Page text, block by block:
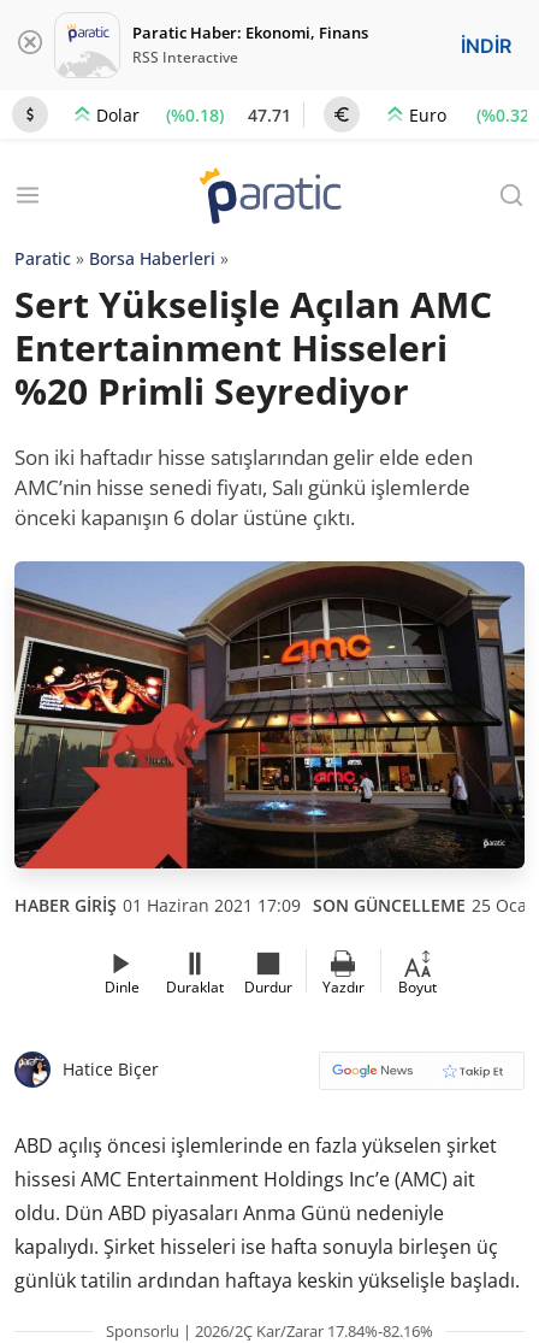
Paratic Haber: Ekonomi, Finans
RSS Interactive İNDİR
Dolar (%0.18) 47.71 Euro (%0.32)
Paratic » Borsa Haberleri »
Sert Yükselişle Açılan AMC
Entertainment Hisseleri
%20 Primli Seyrediyor
Son iki haftadır hisse satışlarından gelir elde eden
AMC’nin hisse senedi fiyatı, Salı günkü işlemlerde
önceki kapanışın 6 dolar üstüne çıktı.
HABER GİRİŞ 01 Haziran 2021 17:09 SON GÜNCELLEME 25
Dinle Duraklat Durdur Yazdır Boyut
Hatice Biçer
ABD açılış öncesi işlemlerinde en fazla yükselen şirket
hissesi AMC Entertainment Holdings Inc’e (AMC) ait
oldu. Dün ABD piyasaları Anma Günü nedeniyle
kapalıydı. Şirket hisseleri ise hafta sonuyla birleşen üç
günlük tatilin ardından haftaya keskin yükselişle başladı.
Sponsorlu | 2026/2Ç Kar/Zarar 17.84%-82.16%